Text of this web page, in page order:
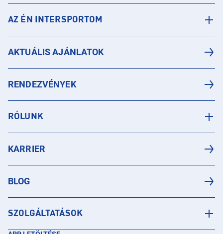
AZ ÉN INTERSPORTOM
AKTUÁLIS AJÁNLATOK
RENDEZVÉNYEK
RÓLUNK
KARRIER
BLOG
SZOLGÁLTATÁSOK